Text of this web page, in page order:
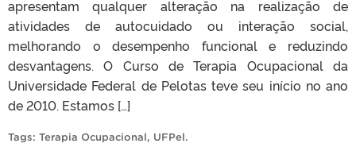
apresentam qualquer alteração na realização de
atividades de autocuidado ou interação social,
melhorando o desempenho funcional e reduzindo
desvantagens. O Curso de Terapia Ocupacional da
Universidade Federal de Pelotas teve seu início no ano
de 2010. Estamos […]
Tags: Terapia Ocupacional, UFPel.